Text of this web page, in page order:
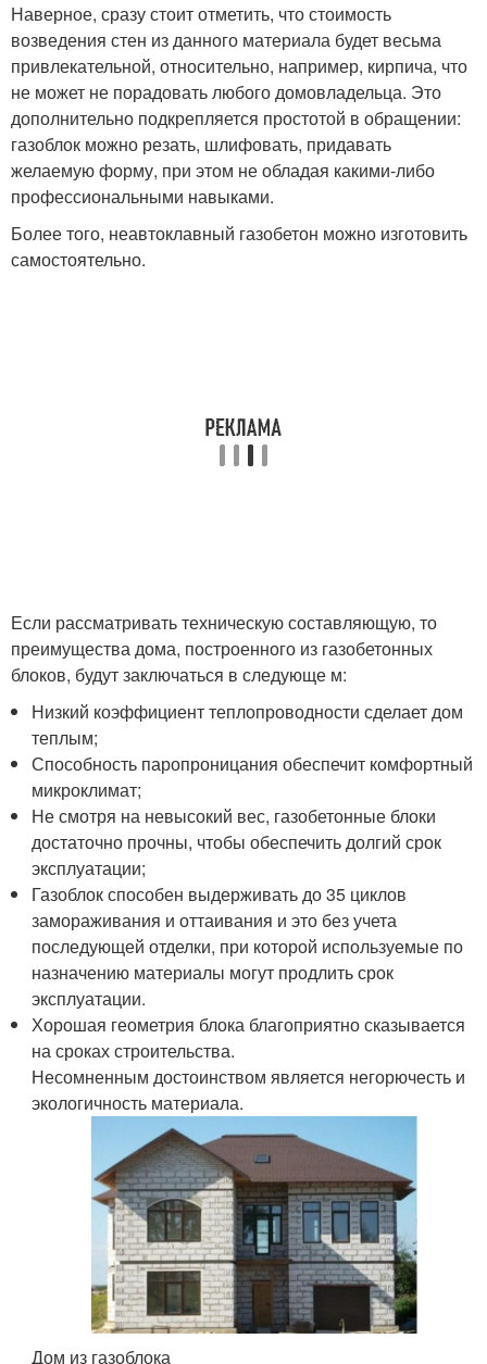
Наверное, сразу стоит отметить, что стоимость
возведения стен из данного материала будет весьма
привлекательной, относительно, например, кирпича, что
не может не порадовать любого домовладельца. Это
дополнительно подкрепляется простотой в обращении:
газоблок можно резать, шлифовать, придавать
желаемую форму, при этом не обладая какими-либо
профессиональными навыками.
Более того, неавтоклавный газобетон можно изготовить
самостоятельно.
Если рассматривать техническую составляющую, то
преимущества дома, построенного из газобетонных
блоков, будут заключаться в следующе м:
Низкий коэффициент теплопроводности сделает дом
теплым;
Способность паропроницания обеспечит комфортный
микроклимат;
Не смотря на невысокий вес, газобетонные блоки
достаточно прочны, чтобы обеспечить долгий срок
эксплуатации;
Газоблок способен выдерживать до 35 циклов
замораживания и оттаивания и это без учета
последующей отделки, при которой используемые по
назначению материалы могут продлить срок
эксплуатации.
Хорошая геометрия блока благоприятно сказывается
на сроках строительства.
Несомненным достоинством является негорючесть и
экологичность материала.
Дом из газоблока